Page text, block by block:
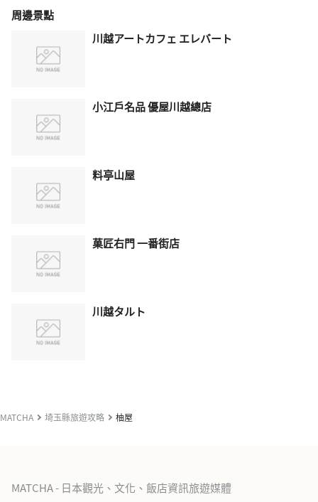
周邊景點
川越アートカフェ エレバート
小江戶名品 優屋川越總店
料亭山屋
菓匠右門 一番街店
川越タルト
MATCHA 埼玉縣旅遊攻略 柚屋
MATCHA - 日本觀光、文化、飯店資訊旅遊媒體